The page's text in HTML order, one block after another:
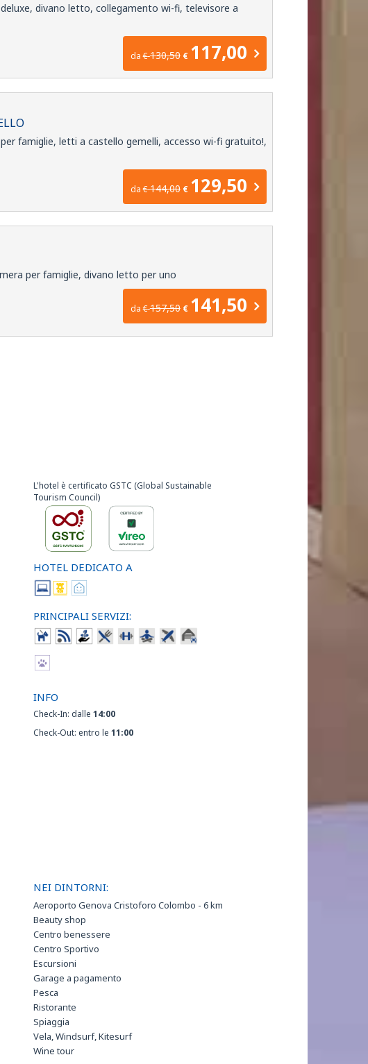
divano letto, collegamento wi-fi, televisore a
da€130,50 € 117,00
famiglie, letti a castello gemelli, accesso wi-fi gratuito!,
da€144,00 € 129,50
per famiglie, divano letto per uno
da€157,50 € 141,50
L'hotel è certificato GSTC (Global Sustainable
Tourism Council)
HOTEL DEDICATO A
PRINCIPALI SERVIZI:
INFO
Check-In: dalle14:00
Check-Out: entro le11:00
NEI DINTORNI:
Aeroporto Genova Cristoforo Colombo - 6 km
Beauty shop
Centro benessere
Centro Sportivo
Escursioni
Garage a pagamento
Pesca
Ristorante
Spiaggia
Vela, Windsurf, Kitesurf
Wine tour